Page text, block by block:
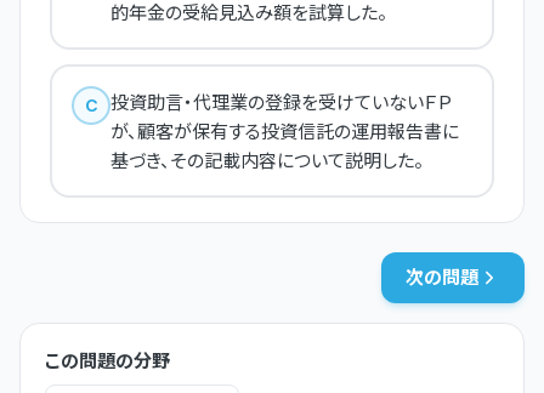
的年金の受給見込み額を試算した。
C
投資助言・代理業の登録を受けていないＦＰ
が、顧客が保有する投資信託の運用報告書に
基づき、その記載内容について説明した。
次の問題
この問題の分野